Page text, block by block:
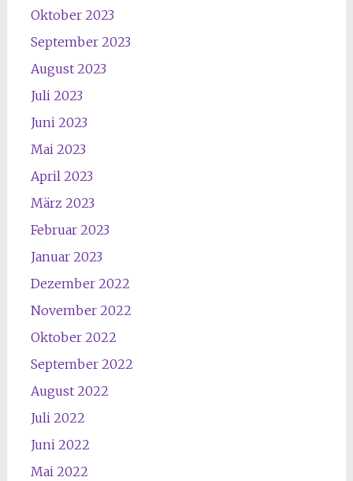
Oktober 2023
September 2023
August 2023
Juli 2023
Juni 2023
Mai 2023
April 2023
März 2023
Februar 2023
Januar 2023
Dezember 2022
November 2022
Oktober 2022
September 2022
August 2022
Juli 2022
Juni 2022
Mai 2022